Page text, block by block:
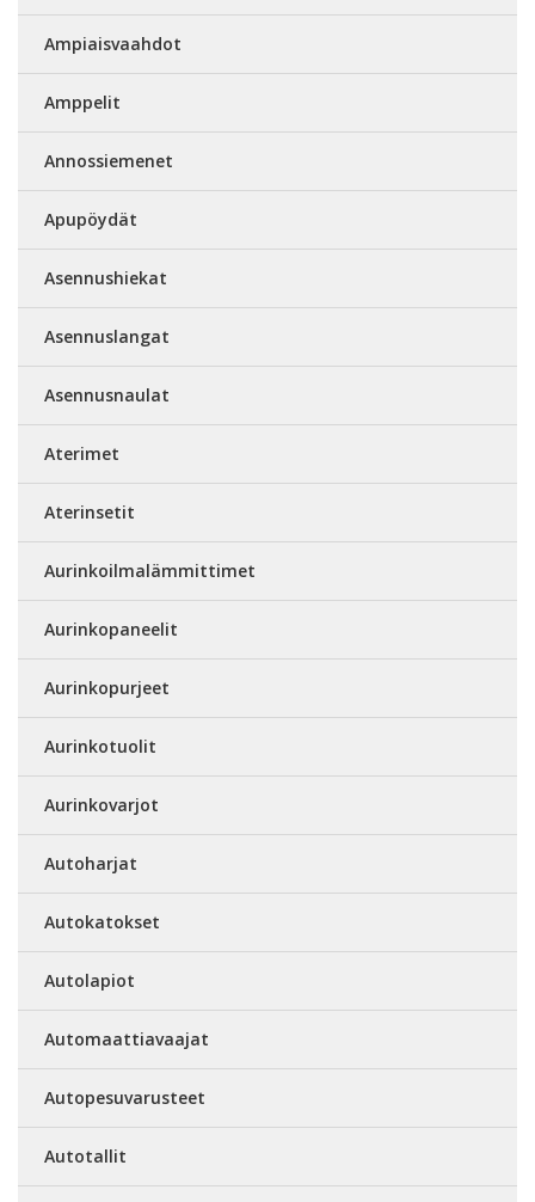
Ampiaisvaahdot
Amppelit
Annossiemenet
Apupöydät
Asennushiekat
Asennuslangat
Asennusnaulat
Aterimet
Aterinsetit
Aurinkoilmalämmittimet
Aurinkopaneelit
Aurinkopurjeet
Aurinkotuolit
Aurinkovarjot
Autoharjat
Autokatokset
Autolapiot
Automaattiavaajat
Autopesuvarusteet
Autotallit